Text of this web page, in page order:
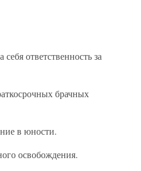
ответственность за
брачных
в юности.
освобождения.